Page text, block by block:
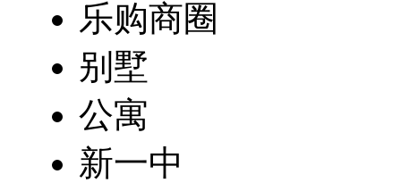
乐购商圈
别墅
公寓
新一中